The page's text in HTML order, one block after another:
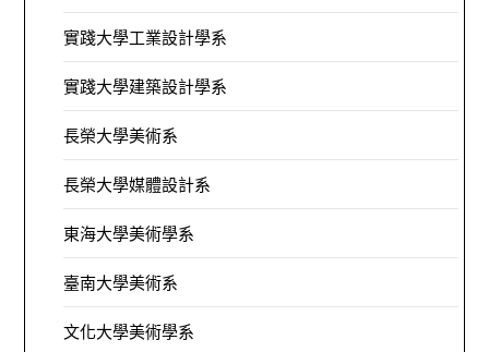
實踐大學工業設計學系
實踐大學建築設計學系
長榮大學美術系
長榮大學媒體設計系
東海大學美術學系
臺南大學美術系
文化大學美術學系